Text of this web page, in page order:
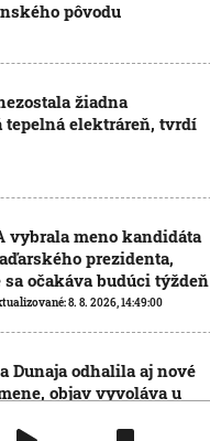
pôvodu
žiadna
tepelná elektráreň, tvrdí
vybrala meno kandidáta
prezidenta,
očakáva budúci týždeň
8. 8. 2026, 14:49:00
Dunaja odhalila aj nové
objav vyvoláva u